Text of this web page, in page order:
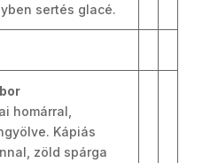
sertés glacé.
homárral,
Kápiás
zöld spárga